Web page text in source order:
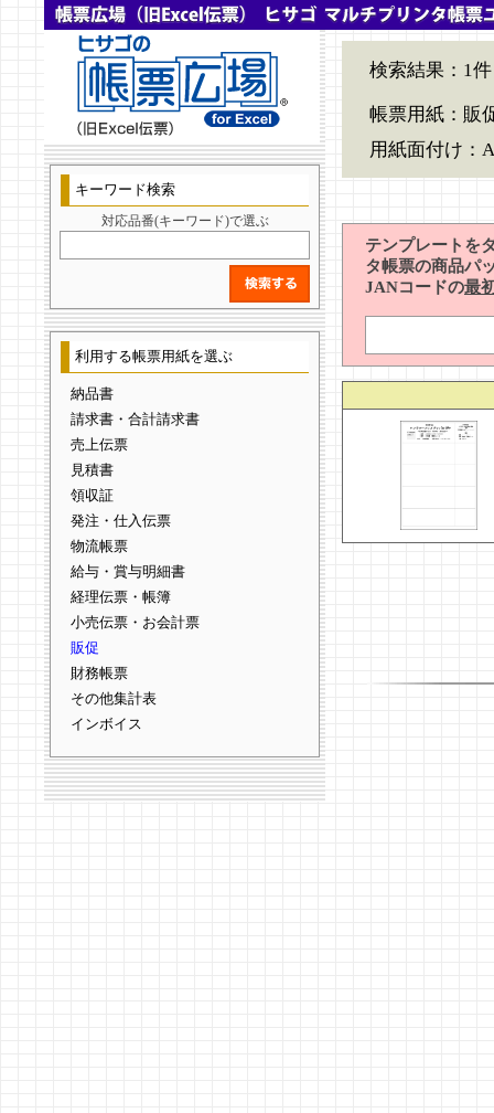
キーワード検索
対応品番(キーワード)で選ぶ
利用する帳票用紙を選ぶ
納品書
請求書・合計請求書
売上伝票
見積書
領収証
発注・仕入伝票
物流帳票
給与・賞与明細書
経理伝票・帳簿
小売伝票・お会計票
販促
財務帳票
その他集計表
インボイス
検索結果：1件
帳票用紙：販
用紙面付け：
テンプレートを
タ帳票の商品パ
JANコードの最